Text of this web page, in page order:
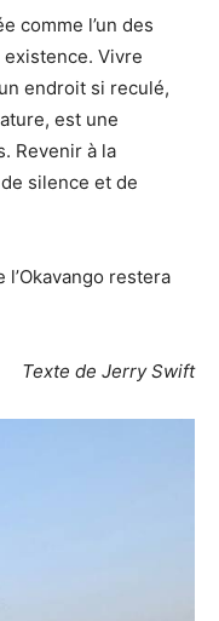
comme l’un des
Vivre
endroit si reculé,
est une
Revenir à la
silence et de
l’Okavango restera
Texte de Jerry Swift